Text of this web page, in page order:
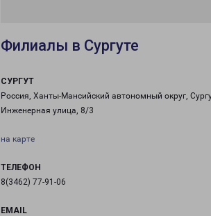
Филиалы в Сургуте
СУРГУТ
Россия, Ханты-Мансийский автономный округ,
Инженерная улица, 8/3
на карте
ТЕЛЕФОН
8(3462) 77-91-06
EMAIL